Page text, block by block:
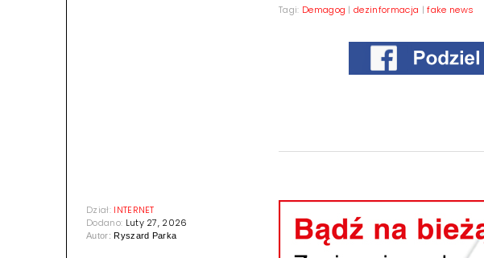
Dział: INTERNET
Dodano: Luty 27, 2026
Autor:Ryszard Parka
Tagi: Demagog |dezinformacja |fake news